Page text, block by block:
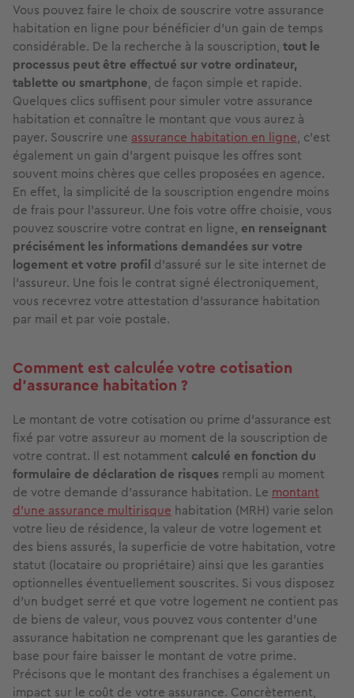
Vous pouvez faire le choix de souscrire votre assurance
habitation en ligne pour bénéficier d’un gain de temps
considérable. De la recherche à la souscription, tout le
processus peut être effectué sur votre ordinateur,
tablette ou smartphone, de façon simple et rapide.
Quelques clics suffisent pour simuler votre assurance
habitation et connaître le montant que vous aurez à
payer. Souscrire une assurance habitation en ligne, c’est
également un gain d’argent puisque les offres sont
souvent moins chères que celles proposées en agence.
En effet, la simplicité de la souscription engendre moins
de frais pour l’assureur. Une fois votre offre choisie, vous
pouvez souscrire votre contrat en ligne, en renseignant
précisément les informations demandées sur votre
logement et votre profil d’assuré sur le site internet de
l’assureur. Une fois le contrat signé électroniquement,
vous recevrez votre attestation d’assurance habitation
par mail et par voie postale.
Comment est calculée votre cotisation
d’assurance habitation ?
Le montant de votre cotisation ou prime d’assurance est
fixé par votre assureur au moment de la souscription de
votre contrat. Il est notamment calculé en fonction du
formulaire de déclaration de risques rempli au moment
de votre demande d’assurance habitation. Le montant
d’une assurance multirisque habitation (MRH) varie selon
votre lieu de résidence, la valeur de votre logement et
des biens assurés, la superficie de votre habitation, votre
statut (locataire ou propriétaire) ainsi que les garanties
optionnelles éventuellement souscrites. Si vous disposez
d'un budget serré et que votre logement ne contient pas
de biens de valeur, vous pouvez vous contenter d’une
assurance habitation ne comprenant que les garanties de
base pour faire baisser le montant de votre prime.
Précisons que le montant des franchises a également un
impact sur le coût de votre assurance. Concrètement,